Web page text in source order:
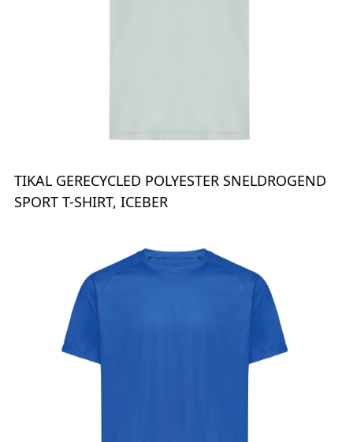
TIKAL GERECYCLED POLYESTER SNELDROGEND
SPORT T-SHIRT, ICEBER